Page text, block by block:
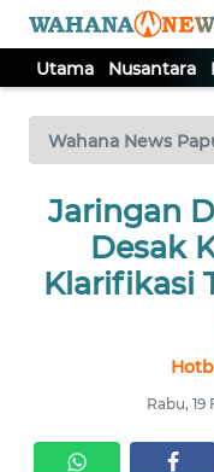
Utama Nusantara
Wahana News
Jaringan
Desak
Klarifikasi
Rabu, 19
TV
Tutup
UTAMA
NUSANTARA
SERBI